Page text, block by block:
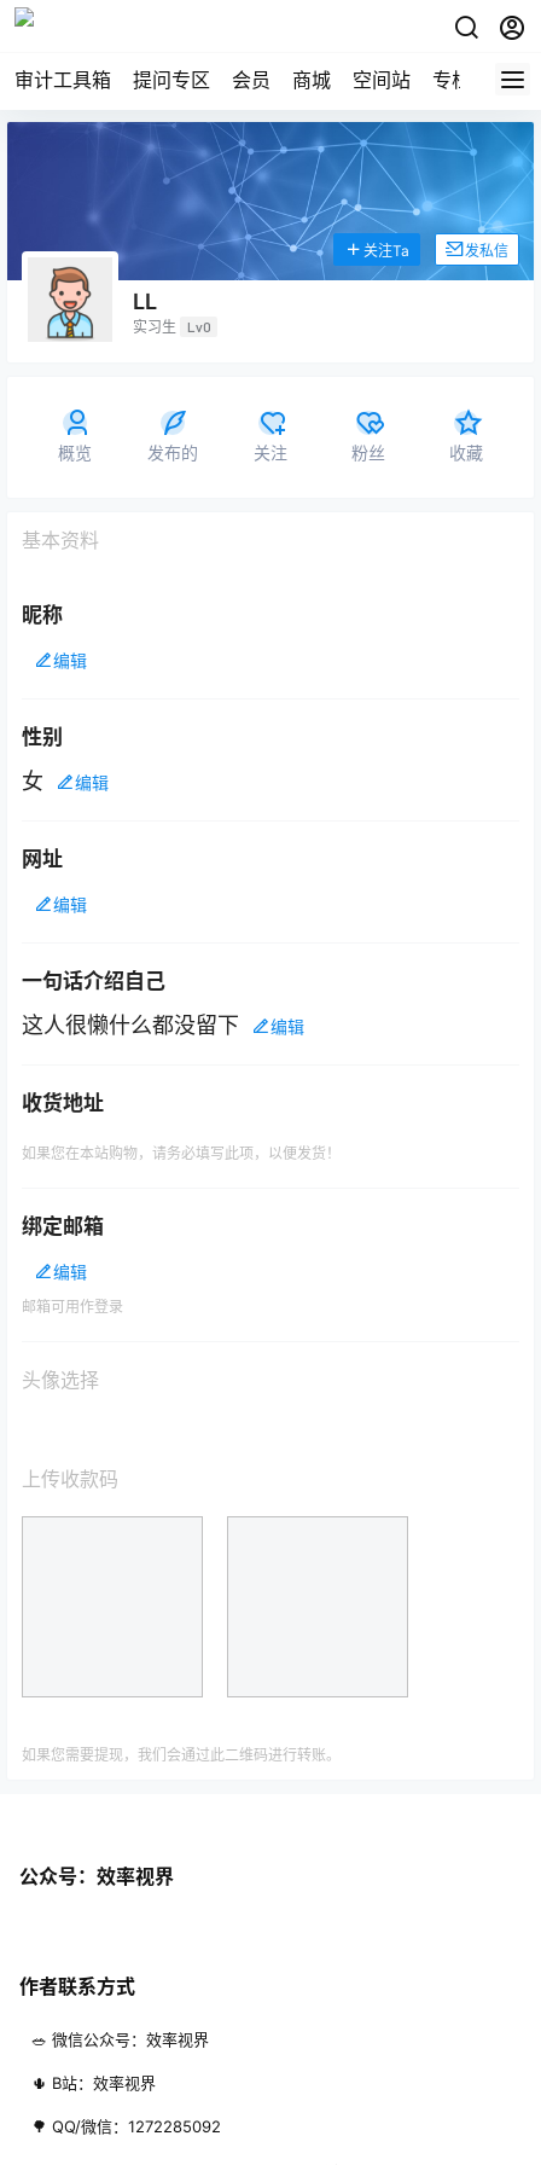
审计工具箱 提问专区 会员 商城 空间站 专栏
LL
实习生 Lv0
关注Ta 发私信
概览 发布的 关注 粉丝 收藏
基本资料
昵称
编辑
性别
女 编辑
网址
编辑
一句话介绍自己
这人很懒什么都没留下 编辑
收货地址
如果您在本站购物，请务必填写此项，以便发货！
绑定邮箱
编辑
邮箱可用作登录
头像选择
上传收款码
如果您需要提现，我们会通过此二维码进行转账。
公众号：效率视界
作者联系方式
🥗 微信公众号：效率视界
🌵 B站：效率视界
🌳 QQ/微信：1272285092